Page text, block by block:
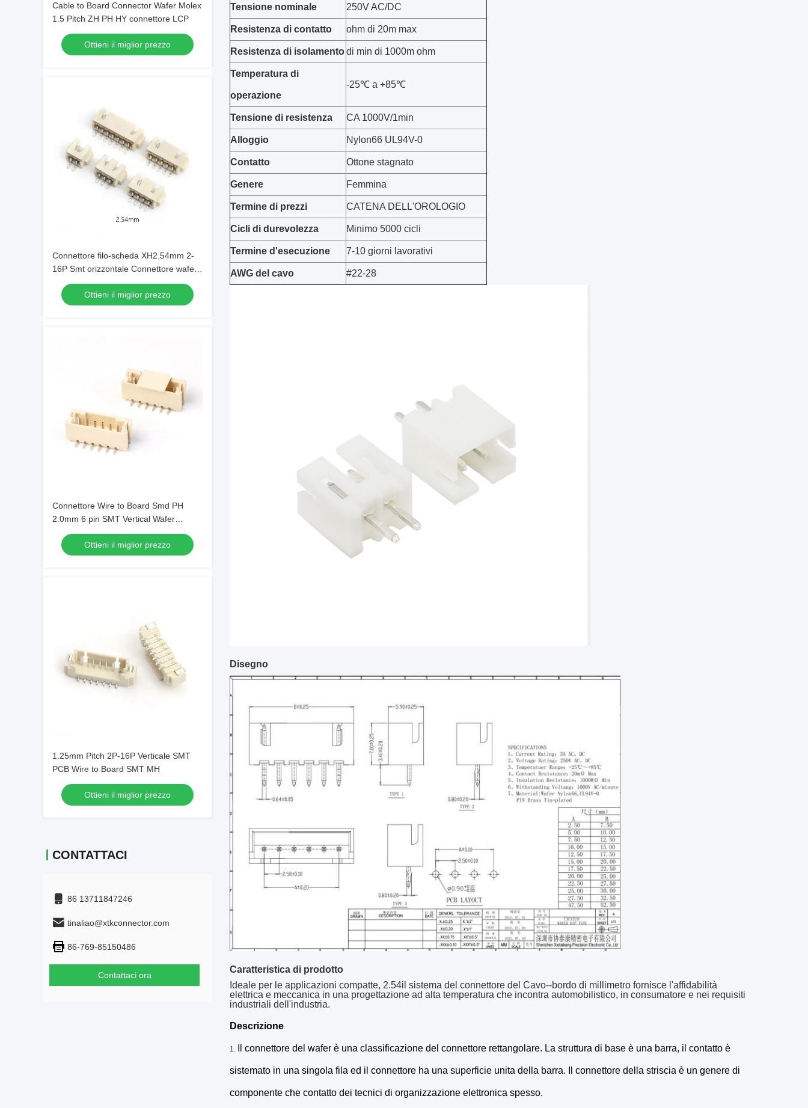
Cable to Board Connector Wafer Molex
1.5 Pitch ZH PH HY connettore LCP
Ottieni il miglior prezzo
Connettore filo-scheda XH2.54mm 2-
16P Smt orizzontale Connettore wafer
2.54
Ottieni il miglior prezzo
Connettore Wire to Board Smd PH
2.0mm 6 pin SMT Vertical Wafer
Connector con Cover
Ottieni il miglior prezzo
1.25mm Pitch 2P-16P Verticale SMT
PCB Wire to Board SMT MH
Ottieni il miglior prezzo
CONTATTACI
86 13711847246
tinaliao@xtkconnector.com
86-769-85150486
Contattaci ora
Tensione nominale 250V AC/DC
Resistenza di contatto ohm di 20m max
Resistenza di isolamentodi min di 1000m ohm
Temperatura di
operazione
-25℃ a +85℃
Tensione di resistenza CA 1000V/1min
Alloggio Nylon66 UL94V-0
Contatto Ottone stagnato
Genere Femmina
Termine di prezzi CATENA DELL'OROLOGIO
Cicli di durevolezza Minimo 5000 cicli
Termine d'esecuzione 7-10 giorni lavorativi
AWG del cavo #22-28
Disegno
Caratteristica di prodotto
Ideale per le applicazioni compatte, 2.54il sistema del connettore del Cavo--bordo di millimetro fornisce l'affidabilità
elettrica e meccanica in una progettazione ad alta temperatura che incontra automobilistico, in consumatore e nei requisiti
industriali dell'industria.
Descrizione
1. Il connettore del wafer è una classificazione del connettore rettangolare. La struttura di base è una barra, il contatto è
sistemato in una singola fila ed il connettore ha una superficie unita della barra. Il connettore della striscia è un genere di
componente che contatto dei tecnici di organizzazione elettronica spesso.